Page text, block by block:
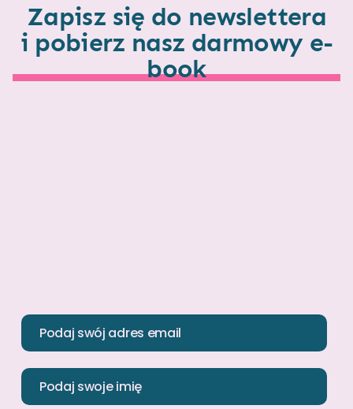
Zapisz się do newslettera
i pobierz nasz darmowy e-
book